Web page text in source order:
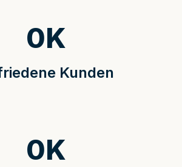
Kunden
0K
0K